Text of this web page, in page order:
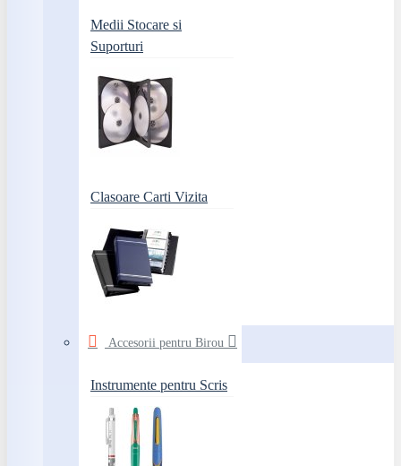
Medii Stocare si
Suporturi
Clasoare Carti Vizita
Accesorii pentru Birou
Instrumente pentru Scris